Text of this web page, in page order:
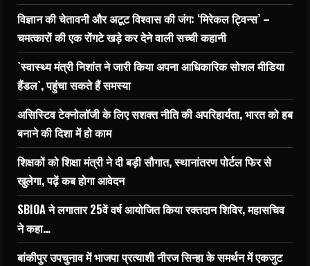
विज्ञान की चेतावनी और अटूट विश्वास की जंग: ‘मिरेकल ट्विन्स’ –
चमत्कारों की एक रोंगटे खड़े कर देने वाली सच्ची कहानी
`स्वास्थ्य मंत्री निशांत ने जारी किया अपना आधिकारिक सोशल मीडिया
हैंडल`, पहुंचा सकते हैं समस्या
असिस्टिव टेक्नोलॉजी के लिए सशक्त नीति की अपरिहार्यता, भारत को हब
बनाने की दिशा में हो काम
शिक्षकों को शिक्षा मंत्री ने दी बड़ी सौगात, स्थानांतरण पोर्टल फिर से
खुलेगा, पढ़ें कब होगा आवेदन
SBIOA ने लगातार 25वें वर्ष आयोजित किया रक्तदान शिविर, महासचिव
ने कहा…
बांकीपुर उपचुनाव में भाजपा प्रत्याशी नीरज सिन्हा के समर्थन में एकजुट